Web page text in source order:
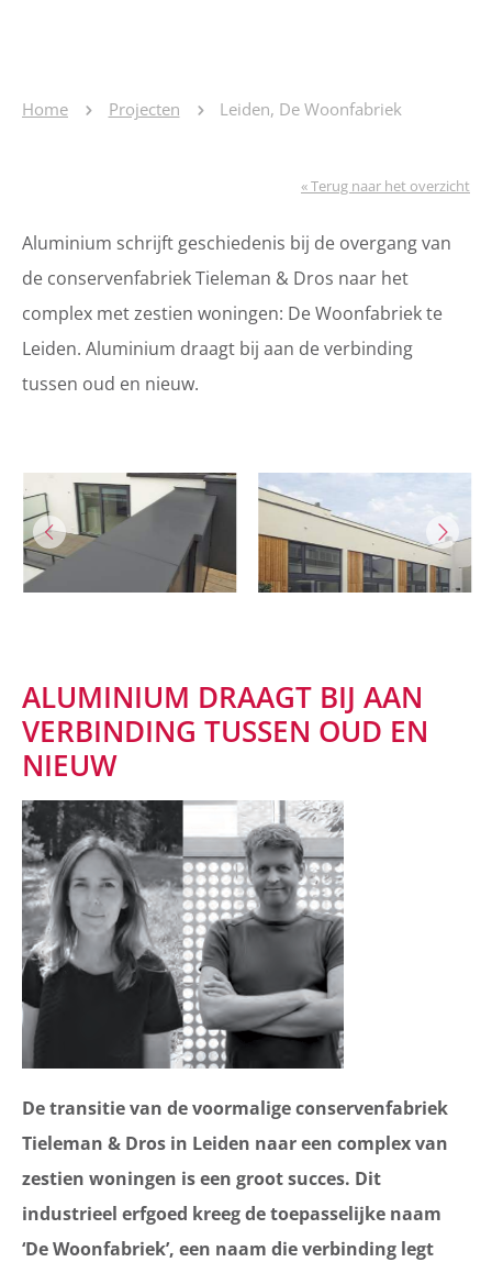
Home Projecten Leiden, De Woonfabriek
« Terug naar het overzicht
Aluminium schrijft geschiedenis bij de overgang van
de conservenfabriek Tieleman & Dros naar het
complex met zestien woningen: De Woonfabriek te
Leiden. Aluminium draagt bij aan de verbinding
tussen oud en nieuw.
ALUMINIUM DRAAGT BIJ AAN
VERBINDING TUSSEN OUD EN
NIEUW
De transitie van de voormalige conservenfabriek
Tieleman & Dros in Leiden naar een complex van
zestien woningen is een groot succes. Dit
industrieel erfgoed kreeg de toepasselijke naam
‘De Woonfabriek’, een naam die verbinding legt